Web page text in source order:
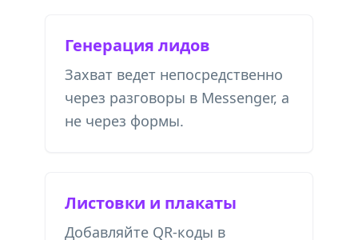
Генерация лидов
Захват ведет непосредственно
через разговоры в Messenger, а
не через формы.
Листовки и плакаты
Добавляйте QR-коды в